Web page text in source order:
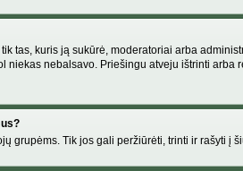
tas, kuris ją sukūrė, moderatoriai arba
niekas nebalsavo. Priešingu atveju ištrinti
grupėms. Tik jos gali peržiūrėti, trinti ir rašyti